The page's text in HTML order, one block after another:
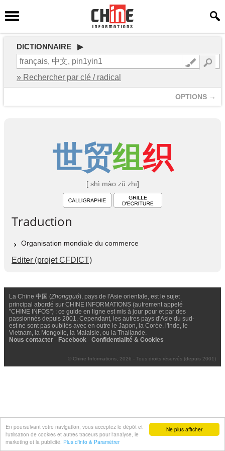
Ne plus afficher
En poursuivant votre navigation, vous acceptez le dépôt et
l'utilisation de cookies et autres traceurs pour l'analyse, le
marketing et la publicité. Plus d'info & Paramétrer
DICTIONNAIRE ▶
» Rechercher par clé / radical
OPTIONS →
世贸组织
[ shì mào zǔ zhī]
Traduction
Organisation mondiale du commerce
Editer (projet CFDICT)
La Chine 中国 (Zhongguó), pays de l'Asie orientale, est le sujet
principal abordé sur CHINE INFORMATIONS (autrement appelé
"CHINE INFOS") ; ce guide en ligne est mis à jour pour et par des
passionnés depuis 2001. Cependant, les autres pays d'Asie du sud-
est ne sont pas oubliés avec en outre le Japon, la Corée, l'Inde, le
Vietnam, la Mongolie, la Malaisie, ou la Thailande.
Nous contacter - Facebook - Confidentialité & Cookies
© Chine Informations, 2026 - Tous droits réservés (depuis 2001)